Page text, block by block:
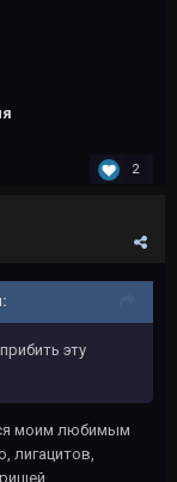
2
эту
моим любимым
лигацитов,